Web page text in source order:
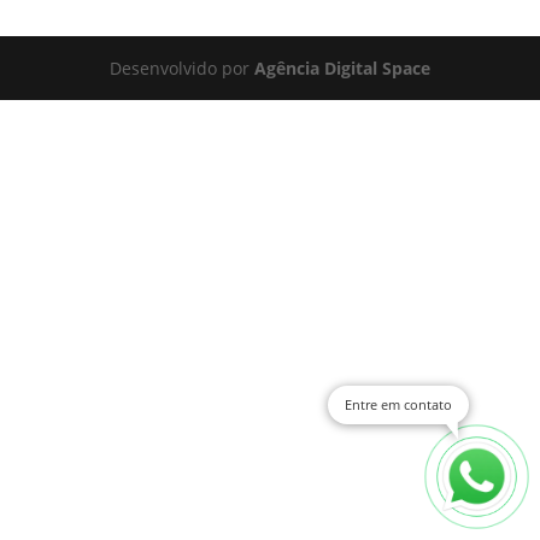
Desenvolvido por Agência Digital Space
Entre em contato